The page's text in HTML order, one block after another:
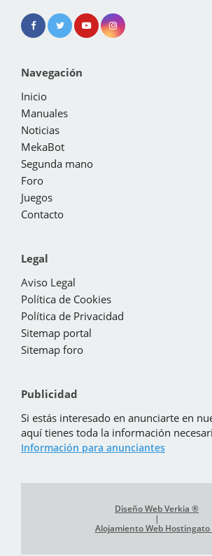
Navegación
Inicio
Manuales
Noticias
MekaBot
Segunda mano
Foro
Juegos
Contacto
Legal
Aviso Legal
Política de Cookies
Política de Privacidad
Sitemap portal
Sitemap foro
Publicidad
Si estás interesado en anunciarte en
aquí tienes toda la información
Información para anunciantes
Diseño Web Verkia ®
|
Alojamiento Web